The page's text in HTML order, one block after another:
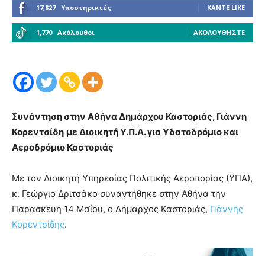
17,827 Υποστηρικτές ΚΆΝΤΕ LIKE
1,770 Ακόλουθοι ΑΚΟΛΟΥΘΉΣΤΕ
Συνάντηση στην Αθήνα Δημάρχου Καστοριάς, Γιάννη
Κορεντσίδη με Διοικητή Υ.Π.Α. για Υδατοδρόμιο και
Αεροδρόμιο Καστοριάς
Με τον Διοικητή Υπηρεσίας Πολιτικής Αεροπορίας (ΥΠΑ),
κ. Γεώργιο Δριτσάκο συναντήθηκε στην Αθήνα την
Παρασκευή 14 Μαΐου, ο Δήμαρχος Καστοριάς, Γιάννης
Κορεντσίδης.